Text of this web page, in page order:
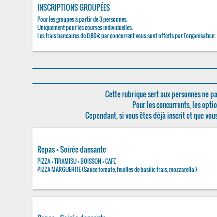
INSCRIPTIONS GROUPÉES
Pour les groupes à partir de 3 personnes.
Uniquement pour les courses individuelles.
Les frais bancaires de 0,80 € par concurrent vous sont offerts par l'organisateur.
Cette rubrique sert aux personnes ne
Pour les concurrents, les
Cependant, si vous êtes déjà inscrit et que
Repas + Soirée dansante
PIZZA + TIRAMISU + BOISSON + CAFE
PIZZA MARGUERITE (Sauce tomate, feuilles de basilic frais, mozzarella )